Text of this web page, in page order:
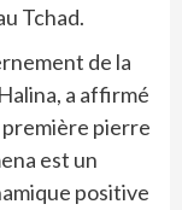
Tchad.
de la
a affirmé
première pierre
est un
positive